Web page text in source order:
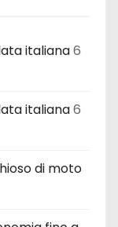
italiana6
italiana6
di moto